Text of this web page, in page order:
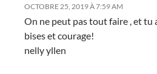
OCTOBRE 25, 2019 À 7:59 AM
On ne peut pas tout faire , et tu
bises et courage!
nelly yllen